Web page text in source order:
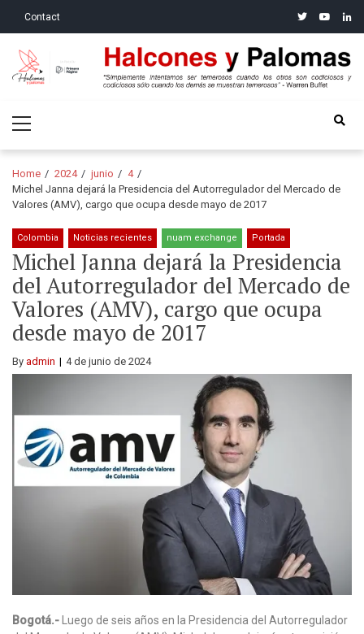
Contact twitteryoutube
Halcones y Palomas
Menu
Home 2024 junio
4
Michel Janna dejará la Presidencia del Autorregulador del Mercado de
Valores (AMV), cargo que ocupa desde mayo de 2017
Colombia Noticias recientes nuam exchange Portada
Michel Janna dejará la Presidencia
del Autorregulador del Mercado de
Valores (AMV), cargo que ocupa
desde mayo de 2017
By admin 4 de junio de 2024
Bogotá.-Luego de seis años en la Presidencia del Autorregulador